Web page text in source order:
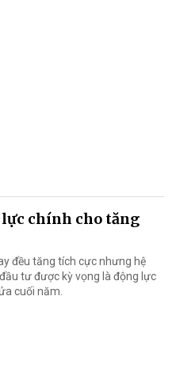
chính cho tăng
đều tăng tích cực nhưng hệ
tư được kỳ vọng là động lực
cuối năm.